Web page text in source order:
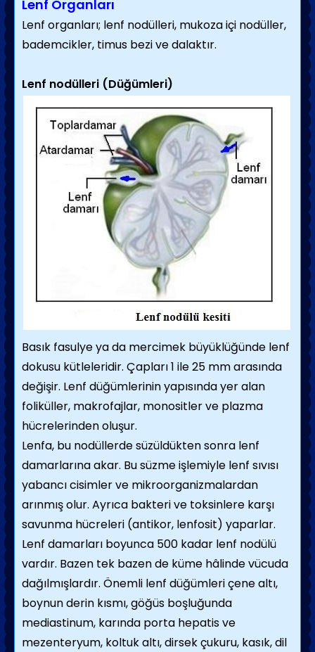
Lenf Organları
Lenf organları; lenf nodülleri, mukoza içi nodüller,
bademcikler, timus bezi ve dalaktır.
Lenf nodülleri (Düğümleri)
Basık fasulye ya da mercimek büyüklüğünde lenf
dokusu kütleleridir. Çapları 1 ile 25 mm arasında
değişir. Lenf düğümlerinin yapısında yer alan
foliküller, makrofajlar, monositler ve plazma
hücrelerinden oluşur.
Lenfa, bu nodüllerde süzüldükten sonra lenf
damarlarına akar. Bu süzme işlemiyle lenf sıvısı
yabancı cisimler ve mikroorganizmalardan
arınmış olur. Ayrıca bakteri ve toksinlere karşı
savunma hücreleri (antikor, lenfosit) yaparlar.
Lenf damarları boyunca 500 kadar lenf nodülü
vardır. Bazen tek bazen de küme hâlinde vücuda
dağılmışlardır. Önemli lenf düğümleri çene altı,
boynun derin kısmı, göğüs boşluğunda
mediastinum, karında porta hepatis ve
mezenteryum, koltuk altı, dirsek çukuru, kasık, dil